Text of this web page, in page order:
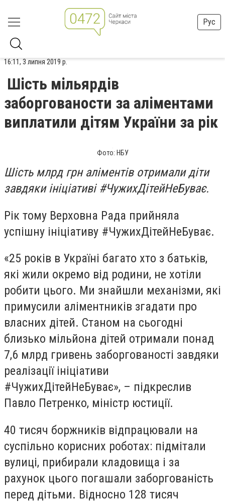
Рус
16:11, 3 липня 2019 р.
Шість мільярдів
заборгованости за аліментами
виплатили дітям України за рік
Фото: НБУ
Шість млрд грн аліментів отримали діти
завдяки ініціативі #ЧужихДітейНеБуває.
Рік тому Верховна Рада прийняла
успішну ініціативу #ЧужихДітейНеБуває.
«25 років в Україні багато хто з батьків,
які жили окремо від родини, не хотіли
робити цього. Ми знайшли механізми, які
примусили аліментників згадати про
власних дітей. Станом на сьогодні
близько мільйона дітей отримали понад
7,6 млрд гривень заборгованості завдяки
реалізації ініціативи
#ЧужихДітейНеБуває», – підкреслив
Павло Петренко, міністр юстиції.
40 тисяч боржників відпрацювали на
суспільно корисних роботах: підмітали
вулиці, прибирали кладовища і за
рахунок цього погашали заборгованість
перед дітьми. Відносно 128 тисяч